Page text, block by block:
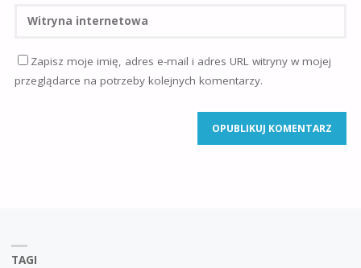
Zapisz moje imię, adres e-mail i adres URL witryny w mojej
przeglądarce na potrzeby kolejnych komentarzy.
TAGI